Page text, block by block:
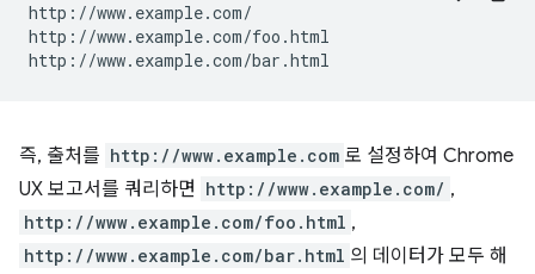
http://www.example.com/
http://www.example.com/foo.html
즉, 출처를 http://www.example.com 로 설정하여 Chrome
UX 보고서를 쿼리하면 http://www.example.com/ ,
http://www.example.com/foo.html ,
http://www.example.com/bar.html 의 데이터가 모두 해